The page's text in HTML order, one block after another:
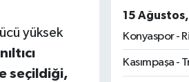
yüksek
seçildiği,
15
Konyaspor -
Kasımpaşa -